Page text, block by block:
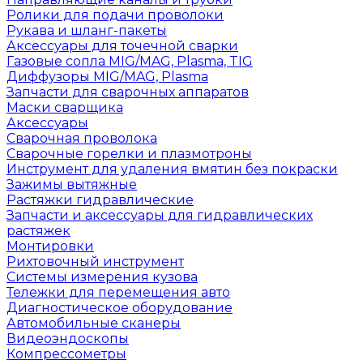
Ролики для подачи проволоки
Рукава и шланг-пакеты
Аксессуары для точечной сварки
Газовые сопла MIG/MAG, Plasma, TIG
Диффузоры MIG/MAG, Plasma
Запчасти для сварочных аппаратов
Маски сварщика
Аксессуары
Сварочная проволока
Сварочные горелки и плазмотроны
Инструмент для удаления вмятин без покраски
Зажимы вытяжные
Растяжки гидравлические
Запчасти и аксессуары для гидравлических
растяжек
Монтировки
Рихтовочный инструмент
Системы измерения кузова
Тележки для перемещения авто
Диагностическое оборудование
Автомобильные сканеры
Видеоэндоскопы
Компрессометры